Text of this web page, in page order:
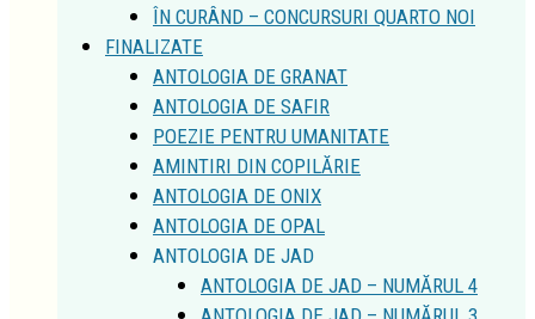
ÎN CURÂND – CONCURSURI QUARTO NOI
FINALIZATE
ANTOLOGIA DE GRANAT
ANTOLOGIA DE SAFIR
POEZIE PENTRU UMANITATE
AMINTIRI DIN COPILĂRIE
ANTOLOGIA DE ONIX
ANTOLOGIA DE OPAL
ANTOLOGIA DE JAD
ANTOLOGIA DE JAD – NUMĂRUL 4